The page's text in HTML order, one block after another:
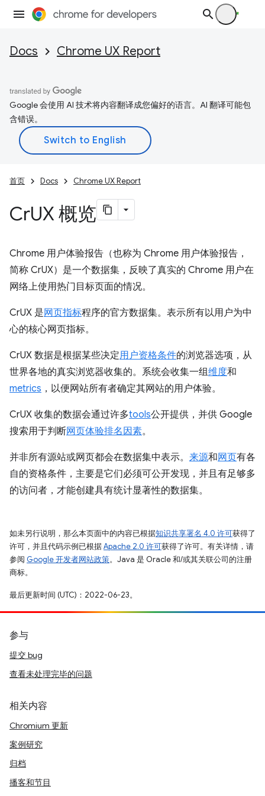
Docs Chrome UX Report
Google 会使用 AI 技术将内容翻译成您偏好的语言。AI 翻译可能包
含错误。
首页 Docs Chrome UX Report
CrUX 概览
Chrome 用户体验报告（也称为 Chrome 用户体验报告，
简称 CrUX）是一个数据集，反映了真实的 Chrome 用户在
网络上使用热门目标页面的情况。
CrUX 是网页指标程序的官方数据集。表示所有以用户为中
心的核心网页指标。
CrUX 数据是根据某些决定用户资格条件的浏览器选项，从
世界各地的真实浏览器收集的。系统会收集一组维度和
metrics ，以便网站所有者确定其网站的用户体验。
CrUX 收集的数据会通过许多tools公开提供，并供 Google
搜索用于判断网页体验排名因素。
并非所有源站或网页都会在数据集中表示。 来源和网页有各
自的资格条件，主要是它们必须可公开发现，并且有足够多
的访问者，才能创建具有统计显著性的数据集。
如未另行说明，那么本页面中的内容已根据知识共享署名 4.0 许可获得了
许可，并且代码示例已根据Apache 2.0 许可获得了许可。有关详情，请
参阅 Google 开发者网站政策。Java 是 Oracle 和/或其关联公司的注册
商标。
最后更新时间 (UTC)：2022-06-23。
参与
提交 bug
查看未处理完毕的问题
相关内容
Chromium 更新
案例研究
归档
播客和节目